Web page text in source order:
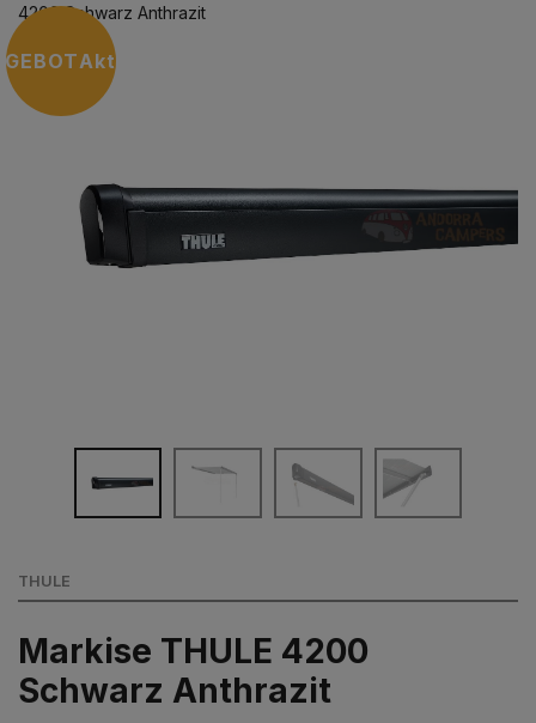
4200 Schwarz Anthrazit
Aktion
THULE
Markise THULE 4200
Schwarz Anthrazit